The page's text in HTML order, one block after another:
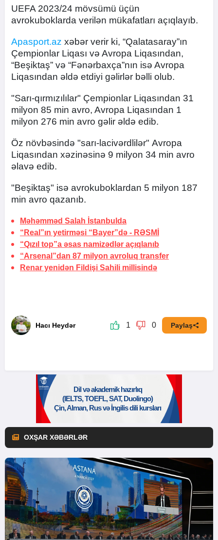
UEFA 2023/24 mövsümü üçün
avrokuboklarda verilən mükafatları açıqlayıb.
Apasport.az xəbər verir ki, “Qalatasaray”ın
Çempionlar Liqası və Avropa Liqasından,
“Beşiktaş” və “Fənərbaxça”nın isə Avropa
Liqasından əldə etdiyi gəlirlər bəlli olub.
"Sarı-qırmızılılar" Çempionlar Liqasından 31
milyon 85 min avro, Avropa Liqasından 1
milyon 276 min avro gəlir əldə edib.
Öz növbəsində "sarı-lacivərdlilər" Avropa
Liqasından xəzinəsinə 9 milyon 34 min avro
əlavə edib.
"Beşiktaş" isə avrokuboklardan 5 milyon 187
min avro qazanıb.
Məhəmməd Salah İstanbulda
“Real”ın yetirməsi “Bayer”də - RƏSMİ
“Qızıl top”a əsas namizədlər açıqlanıb
“Arsenal”dan 87 milyon avroluq transfer
Renar yenidən Fildişi Sahili millisində
Hacı Heydər 1 0 Paylaş
OXŞAR XƏBƏRLƏR